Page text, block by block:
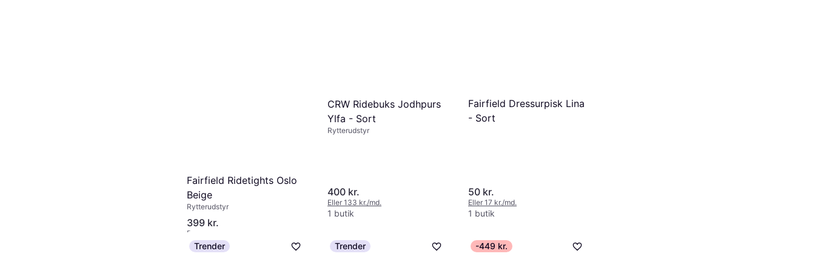
Fairfield Ridetights Oslo
Beige
Rytterudstyr
399 kr.
Eller 133 kr./md.
1 butik
CRW Ridebuks Jodhpurs
Ylfa - Sort
Rytterudstyr
400 kr.
Eller 133 kr./md.
1 butik
Fairfield Dressurpisk Lina
- Sort
50 kr.
Eller 17 kr./md.
1 butik
Trender Trender -449 kr.